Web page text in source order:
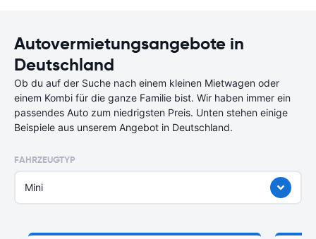
Autovermietungsangebote in
Deutschland
Ob du auf der Suche nach einem kleinen Mietwagen oder
einem Kombi für die ganze Familie bist. Wir haben immer ein
passendes Auto zum niedrigsten Preis. Unten stehen einige
Beispiele aus unserem Angebot in Deutschland.
FAHRZEUGTYP
Mini